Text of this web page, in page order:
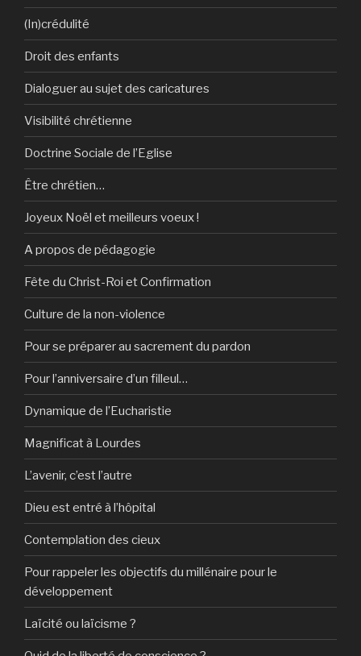
(In)crédulité
Droit des enfants
Dialoguer au sujet des caricatures
Visibilité chrétienne
Doctrine Sociale de l’Eglise
Être chrétien…
Joyeux Noël et meilleurs voeux !
A propos de pédagogie
Fête du Christ-Roi et Confirmation
Culture de la non-violence
Pour se préparer au sacrement du pardon
Pour l’anniversaire d’un filleul…
Dynamique de l’Eucharistie
Magnificat à Lourdes
L’avenir, c’est l’autre
Dieu est entré à l’hôpital
Contemplation des cieux
Pour rappeler les objectifs du millénaire pour le
développement
Laïcité ou laïcisme ?